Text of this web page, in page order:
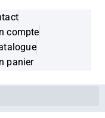
compte
panier